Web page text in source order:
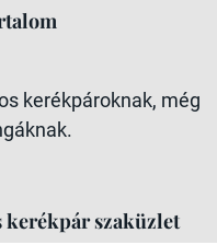
kerékpároknak, még
szaküzlet